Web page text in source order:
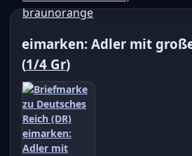
eimarken: Adler mit
(1/4 Gr)